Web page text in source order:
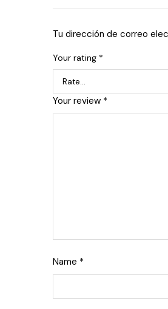
Tu dirección de correo
Your rating *
Your review *
Name *